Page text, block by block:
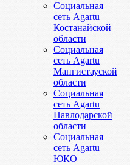
Социальная
сеть Agartu
Костанайской
области
Социальная
сеть Agartu
Мангистауской
области
Социальная
сеть Agartu
Павлодарской
области
Социальная
сеть Agartu
ЮКО